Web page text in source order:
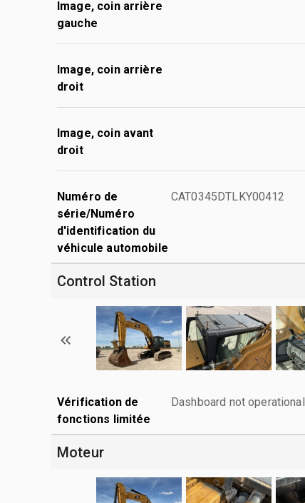
Image, coin arrière
gauche
Image, coin arrière
droit
Image, coin avant
droit
Numéro de
série/Numéro
d'identification du
véhicule automobile
CAT0345DTLKY00412
Control Station
Vérification de
fonctions limitée
Dashboard not operational
Moteur